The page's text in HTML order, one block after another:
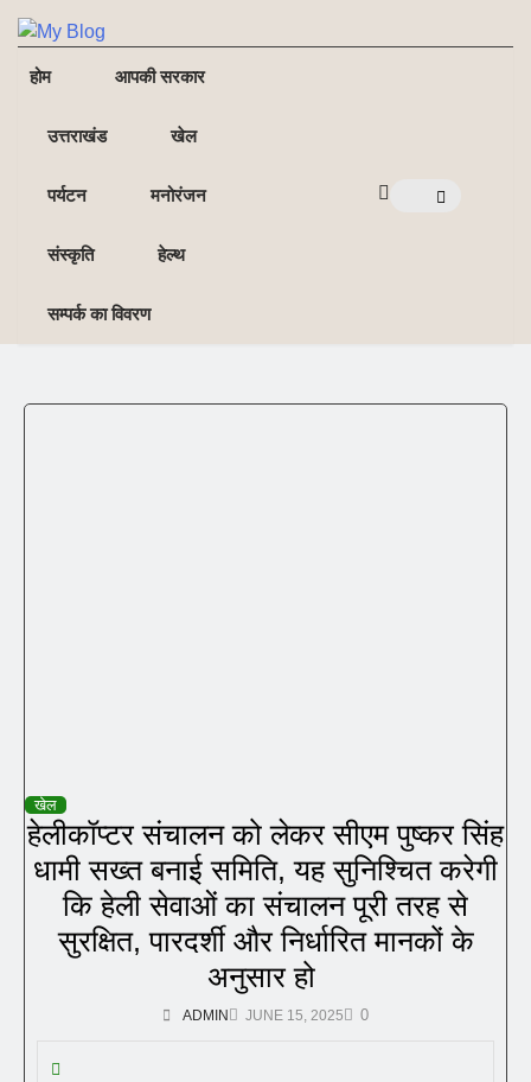
NE
NEWS ELEMENTOR
होम आपकी सरकार
उत्तराखंड खेल
पर्यटन मनोरंजन
संस्कृति हेल्थ
सम्पर्क का विवरण
खेल
हेलीकॉप्टर संचालन को लेकर सीएम पुष्कर सिंह
धामी सख्त बनाई समिति, यह सुनिश्चित करेगी
कि हेली सेवाओं का संचालन पूरी तरह से
सुरक्षित, पारदर्शी और निर्धारित मानकों के
अनुसार हो
ADMIN JUNE 15, 2025 0